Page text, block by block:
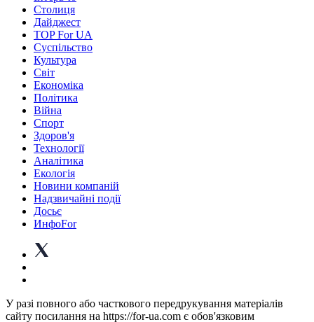
Столиця
Дайджест
TOP For UA
Суспiльство
Культура
Світ
Економіка
Політика
Війна
Спорт
Здоров'я
Технології
Аналітика
Екологія
Новини компаній
Надзвичайні події
Досьє
ИнфоFor
У разі повного або часткового передрукування матеріалів
сайту посилання на https://for-ua.com є обов'язковим